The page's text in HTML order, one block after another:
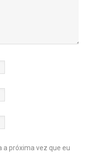
a próxima vez que eu